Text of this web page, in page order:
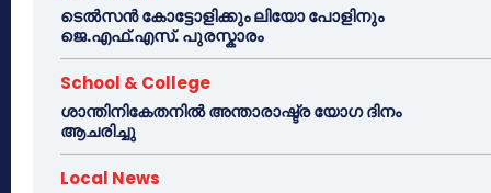
ടെൽസൻ കോട്ടോളിക്കും ലിയോ പോളിനും
ജെ.എഫ്.എസ്. പുരസ്കാരം
School & College
ശാന്തിനികേതനിൽ അന്താരാഷ്ട്ര യോഗ ദിനം
ആചരിച്ചു
Local News